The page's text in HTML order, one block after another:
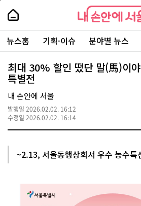
본
로
가
내
손
안
에
서
울
-
서
울
시
대
표
소
통
포
내
손
에
울
주
요
서
뉴스홈 기획·이슈 분야별 뉴스
최대 30% 할인 떴단 말(馬)이
특별전
내 손안에 서울
발행일 2026.02.02. 16:12
수정일 2026.02.02. 16:14
~2.13, 서울동행상회서 우수 농수특
페
상
단
로